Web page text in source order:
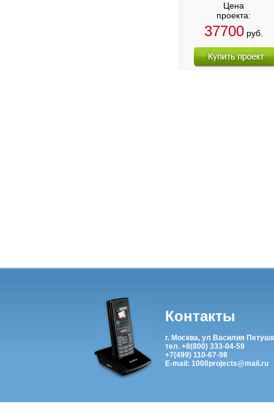
Цена
проекта:
37700руб.
Контакты
г. Москва, ул Василия
тел. +8(800) 333-04-59
+7(499) 110-67-98
E-mail: 1000projects@mail.ru